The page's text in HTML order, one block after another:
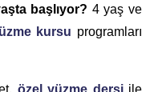
başlıyor? 4 yaş ve
kursu programları
özel yüzme dersiile